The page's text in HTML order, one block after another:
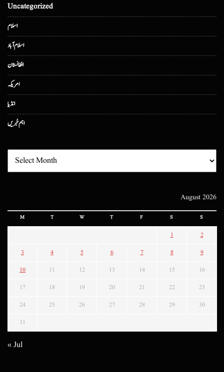
Uncategorized
اسلام
اسلام آباد
افغانستان
امریکہ
انڈیا
اہم خبریں
August 2026
M T W T F S S
1 2
3 4 5 6 7 8 9
10 11 12 13 14 15 16
17 18 19 20 21 22 23
24 25 26 27 28 29 30
31
« Jul